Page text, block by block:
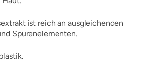
ist reich an ausgleichenden
Spurenelementen.